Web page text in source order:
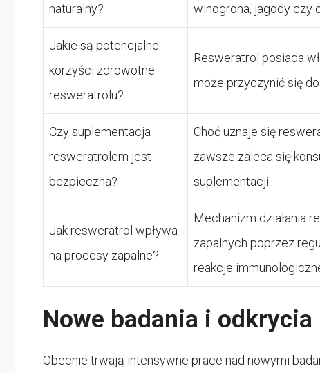
naturalny?
winogrona, jagody czy
Jakie są potencjalne
korzyści zdrowotne
resweratrolu?
Resweratrol posiada
może przyczynić się
Czy suplementacja
resweratrolem jest
bezpieczna?
Choć uznaje się
zawsze zaleca się
suplementacji.
Jak resweratrol wpływa
na procesy zapalne?
Mechanizm działania
zapalnych poprzez
reakcje
Nowe badania i odkrycia
Obecnie trwają intensywne prace nad nowymi